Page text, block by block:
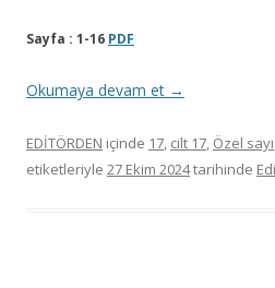
Sayfa : 1-16 PDF
Okumaya devam et →
EDİTÖRDEN içinde 17, cilt 17, Özel sayı
etiketleriyle 27 Ekim 2024tarihinde